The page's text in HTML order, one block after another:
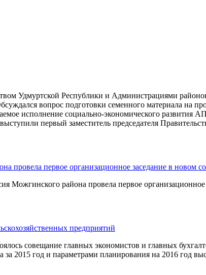
Удмуртской Республики и Администрациями
вопрос подготовки семенного материала на
исполнение социально-экономического развития
первый заместитель председателя
провела первое организационное заседание в новом
Можгинского района провела первое
предприятий
совещание главных экономистов и главных
за 2015 год и параметрами планирования на 2016 год